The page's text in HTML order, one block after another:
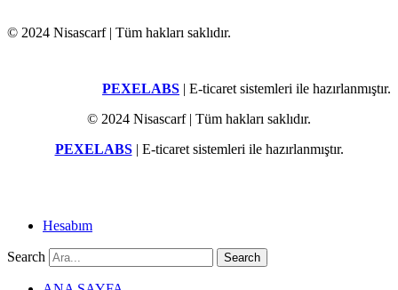
© 2024 Nisascarf | Tüm hakları saklıdır.
PEXELABS | E-ticaret sistemleri ile hazırlanmıştır.
© 2024 Nisascarf | Tüm hakları saklıdır.
PEXELABS| E-ticaret sistemleri ile hazırlanmıştır.
Hesabım
Search Search